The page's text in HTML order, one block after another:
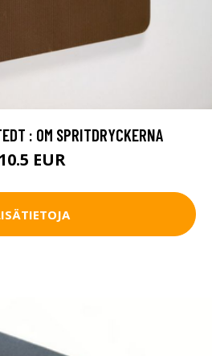
: OM SPRITDRYCKERNA
10.5 EUR